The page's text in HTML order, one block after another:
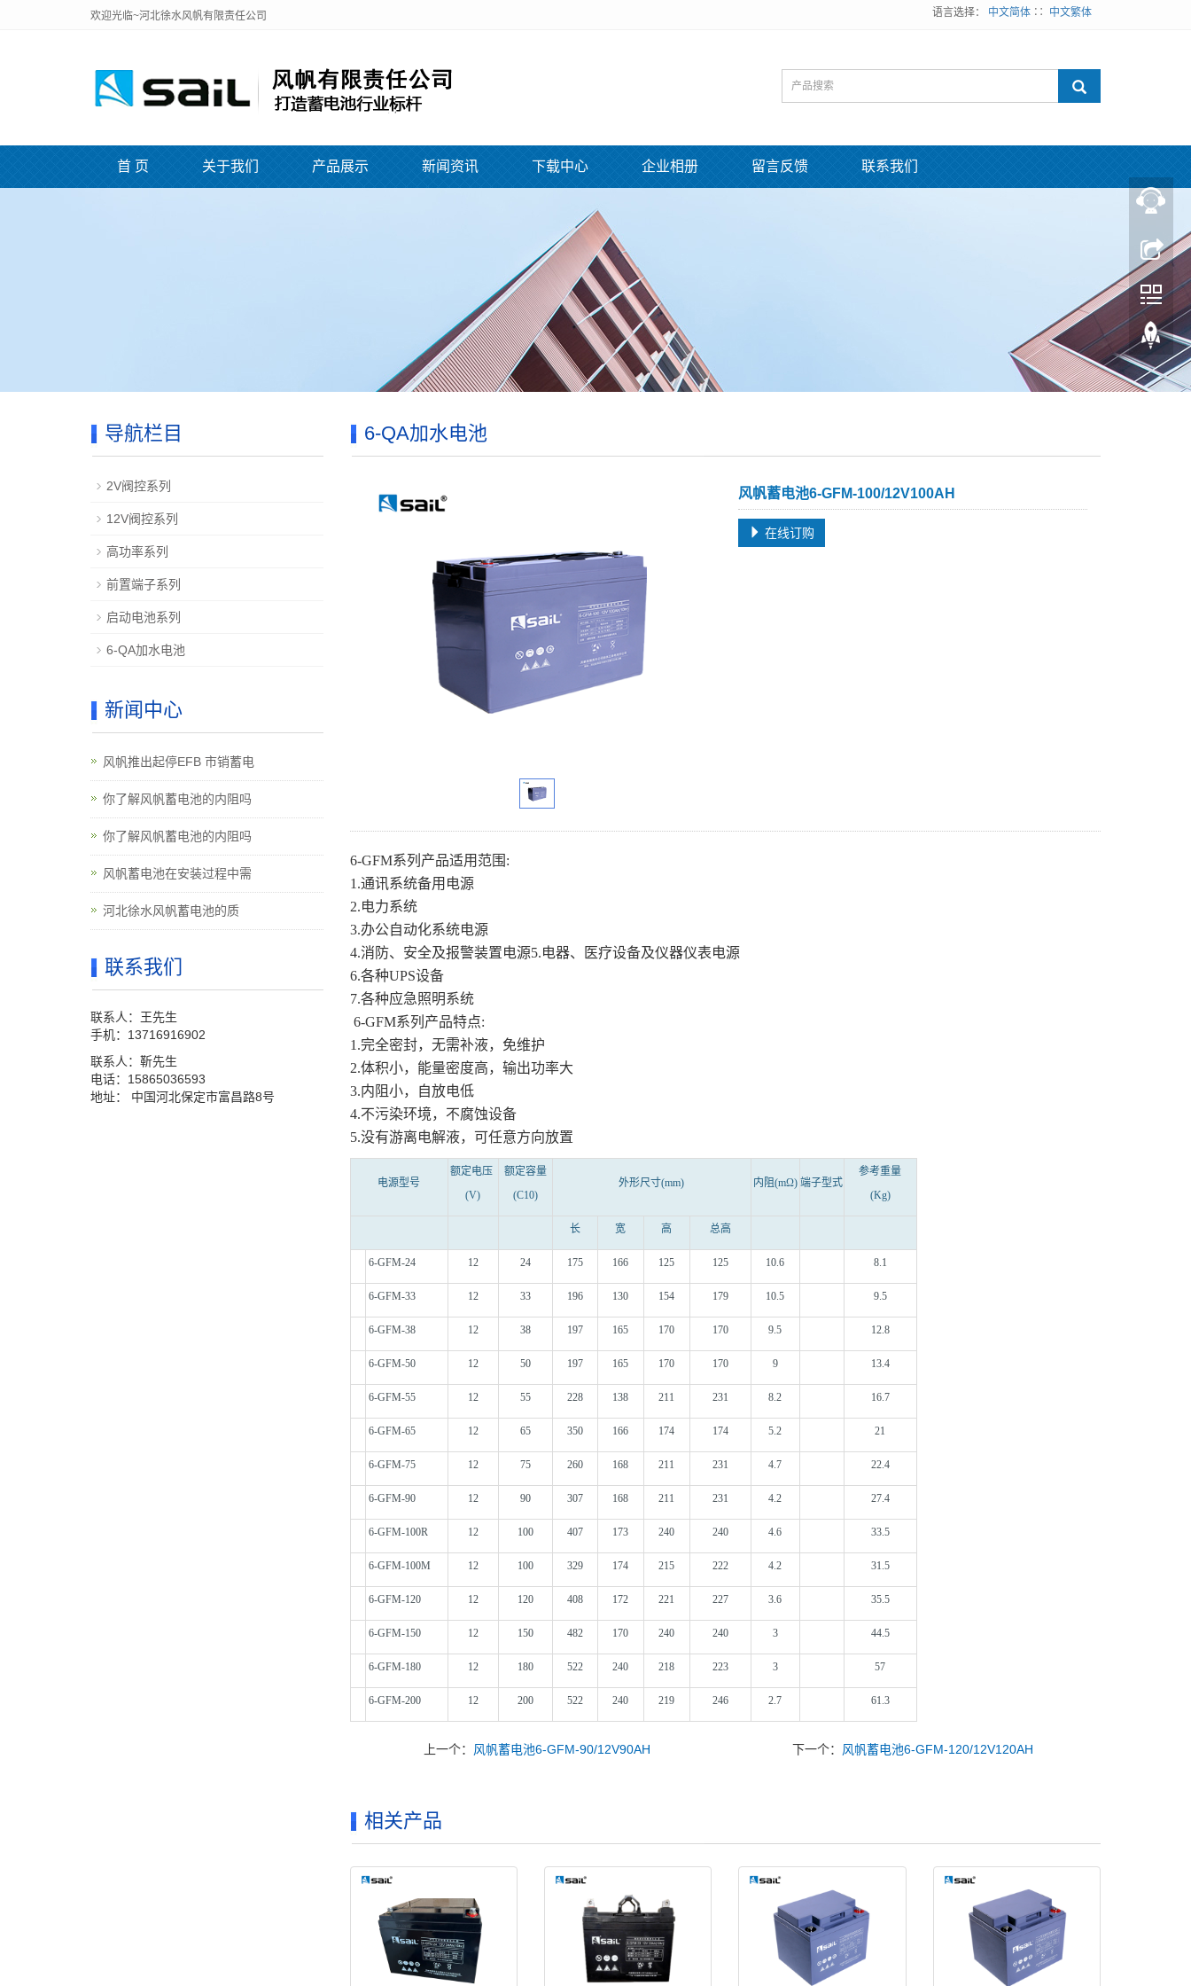
欢迎光临~河北徐水风帆有限责任公司 语言选择： 中文简体 ∷ 中文繁体
首 页 关于我们 产品展示 新闻资讯 下载中心 企业相册 留言反馈 联系我们
6-QA加水电池
风帆蓄电池6-GFM-100/12V100AH
在线订购
6-GFM系列产品适用范围:
1.通讯系统备用电源
2.电力系统
3.办公自动化系统电源
4.消防、安全及报警装置电源5.电器、医疗设备及仪器仪表电源
6.各种UPS设备
7.各种应急照明系统
6-GFM系列产品特点:
1.完全密封，无需补液，免维护
2.体积小，能量密度高，输出功率大
3.内阻小，自放电低
4.不污染环境，不腐蚀设备
5.没有游离电解液，可任意方向放置
电源型号
额定电压
(V)
额定容量
(C10)
外形尺寸(mm) 内阻(mΩ) 端子型式
参考重量
(Kg)
长 宽 高 总高
6-GFM-24 12 24 175 166 125 125 10.6 8.1
6-GFM-33 12 33 196 130 154 179 10.5 9.5
6-GFM-38 12 38 197 165 170 170 9.5 12.8
6-GFM-50 12 50 197 165 170 170 9 13.4
6-GFM-55 12 55 228 138 211 231 8.2 16.7
6-GFM-65 12 65 350 166 174 174 5.2 21
6-GFM-75 12 75 260 168 211 231 4.7 22.4
6-GFM-90 12 90 307 168 211 231 4.2 27.4
6-GFM-100R 12 100 407 173 240 240 4.6 33.5
6-GFM-100M 12 100 329 174 215 222 4.2 31.5
6-GFM-120 12 120 408 172 221 227 3.6 35.5
6-GFM-150 12 150 482 170 240 240 3 44.5
6-GFM-180 12 180 522 240 218 223 3 57
6-GFM-200 12 200 522 240 219 246 2.7 61.3
上一个： 风帆蓄电池6-GFM-90/12V90AH 下一个： 风帆蓄电池6-GFM-120/12V120AH
相关产品
导航栏目
2V阀控系列
12V阀控系列
高功率系列
前置端子系列
启动电池系列
6-QA加水电池
新闻中心
风帆推出起停EFB 市销蓄电
你了解风帆蓄电池的内阻吗
你了解风帆蓄电池的内阻吗
风帆蓄电池在安装过程中需
河北徐水风帆蓄电池的质
联系我们
联系人：王先生
手机：13716916902
联系人：靳先生
电话：15865036593
地址： 中国河北保定市富昌路8号